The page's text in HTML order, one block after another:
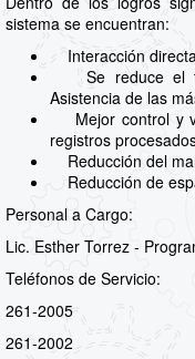
sistema se encuentran:
Interacción
Se reduce el
Asistencia de las
Mejor control y
registros
Reducción del
Reducción de
Personal a Cargo:
Lic. Esther Torrez -
Teléfonos de Servicio:
261-2005
261-2002